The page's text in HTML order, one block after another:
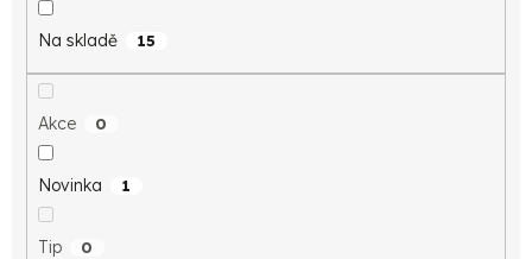
Na skladě 15
Akce 0
Novinka 1
Tip 0